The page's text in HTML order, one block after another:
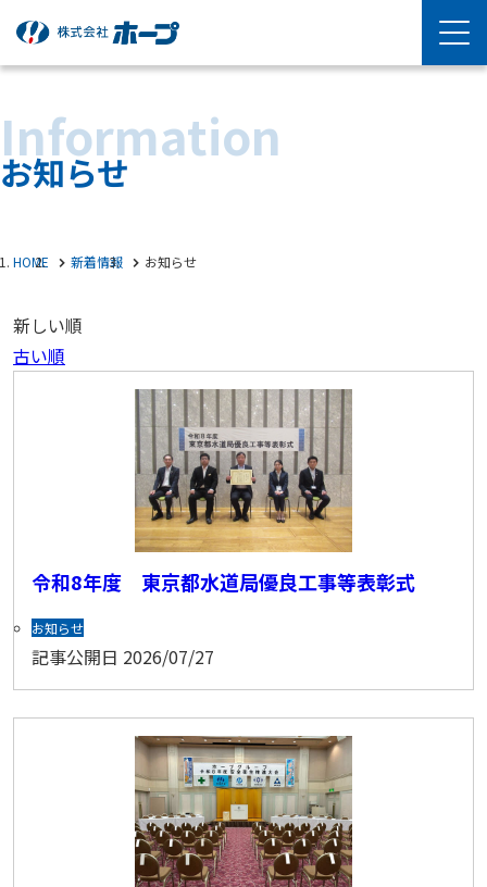
Information
お知らせ
HOME 新着情報 お知らせ
新しい順
古い順
令和8年度 東京都水道局優良工事等表彰式
お知らせ
記事公開日 2026/07/27